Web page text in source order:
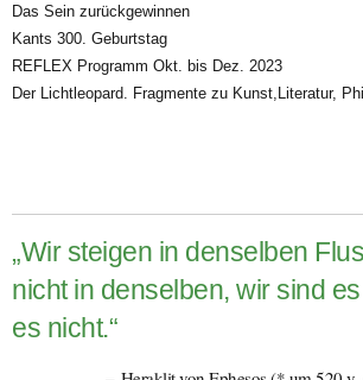
Das Sein zurückgewinnen
Kants 300. Geburtstag
REFLEX Programm Okt. bis Dez. 2023
Der Lichtleopard. Fragmente zu Kunst,Literatur,
„Wir steigen in denselben
nicht in denselben, wir sind
es nicht.“